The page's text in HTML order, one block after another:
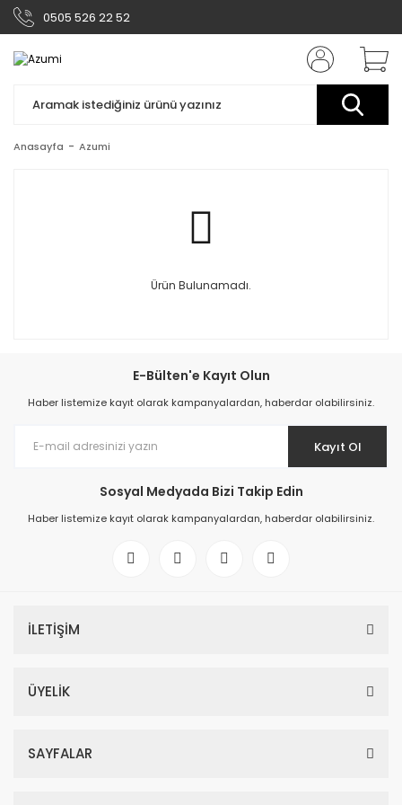
0505 526 22 52
Anasayfa Azumi
Ürün Bulunamadı.
E-Bülten'e Kayıt Olun
Haber listemize kayıt olarak kampanyalardan, haberdar olabilirsiniz.
Kayıt Ol
Sosyal Medyada Bizi Takip Edin
Haber listemize kayıt olarak kampanyalardan, haberdar olabilirsiniz.
İLETİŞİM
ÜYELİK
SAYFALAR